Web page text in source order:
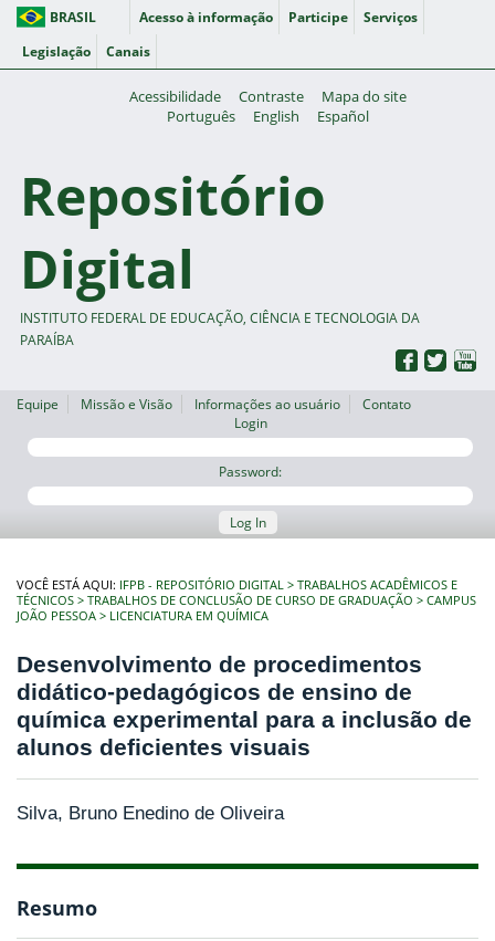
BRASIL Acesso à informação Participe
Serviços
Legislação
Canais
Acessibilidade Contraste
Mapa do site
Português
English Español
Repositório
Digital
INSTITUTO FEDERAL DE EDUCAÇÃO, CIÊNCIA E TECNOLOGIA DA
PARAÍBA
Equipe Missão e Visão Informações ao usuário
Contato
Login
Password:
Log In
VOCÊ ESTÁ AQUI: IFPB - REPOSITÓRIO DIGITAL
TRABALHOS ACADÊMICOS E
TÉCNICOS
TRABALHOS DE CONCLUSÃO DE CURSO DE GRADUAÇÃO
CAMPUS
JOÃO PESSOA
LICENCIATURA EM QUÍMICA
Desenvolvimento de procedimentos
didático-pedagógicos de ensino de
química experimental para a inclusão de
alunos deficientes visuais
Silva, Bruno Enedino de Oliveira
Resumo